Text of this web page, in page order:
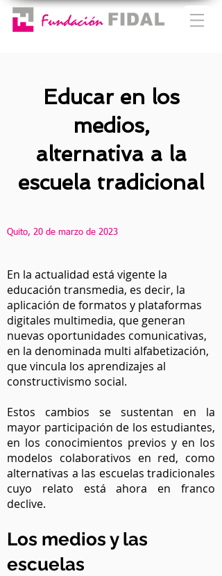
Educar en los
medios,
alternativa a la
escuela tradicional
Quito, 20 de marzo de 2023
En la actualidad está vigente la
educación transmedia, es decir, la
aplicación de formatos y plataformas
digitales multimedia, que generan
nuevas oportunidades comunicativas,
en la denominada multi alfabetización,
que vincula los aprendizajes al
constructivismo social.
Estos cambios se sustentan en la
mayor participación de los estudiantes,
en los conocimientos previos y en los
modelos colaborativos en red, como
alternativas a las escuelas tradicionales
cuyo relato está ahora en franco
declive.
Los medios y las
escuelas